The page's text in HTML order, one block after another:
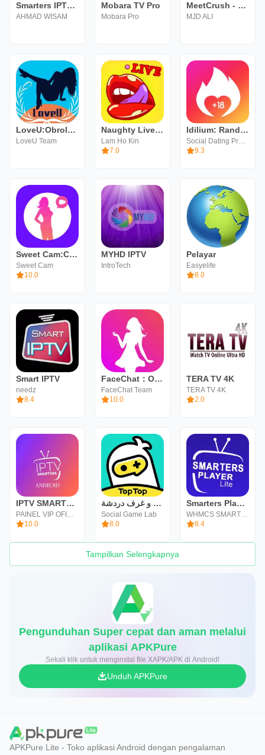
Smarters IPTV PRO - BluePlayer
AHMAD WISAM
Mobara TV Pro
Mobara Pro
MeetCrush - Random Chat
MJD ALI
LoveU:Obrolan Acak Online VCS
LoveU Team
Naughty Live Video Chat
Lam Ho Kin
7.0
Idilium: Random Chat Roulette
Social Dating Premium Apps
9.3
Sweet Cam:Call Video Acak VCS
Sweet Cam
10.0
MYHD IPTV
IntroTech
Pelayar
Easyelife
8.0
Smart IPTV
needz
8.4
FaceChat：Obrolan Video VCS Apk
FaceChat Team
10.0
TERA TV 4K
TERA TV 4K
2.0
IPTV SMARTERS PLAYER ANDROID
PAINEL VIP OFICIAL
10.0
العاب و غرف دردشة :TopTop
Social Game Lab
8.0
Smarters Player Lite
WHMCS SMARTERS
8.4
Tampilkan Selengkapnya
Pengunduhan Super cepat dan aman melalui
aplikasi APKPure
Sekali klik untuk menginstal file XAPK/APK di Android!
Unduh APKPure
APKPure Lite - Toko aplikasi Android dengan pengalaman